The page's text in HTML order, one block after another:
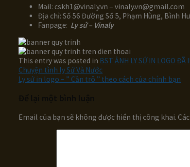
Mail: cskh1@vinaly.vn – vinaly.vn@gmail.com
Địa chỉ: Số 56 Đường Số 5, Phạm Hùng, Bình
Fanpage: Ly sứ – Vinaly
This entry was posted in BST ẢNH LY SỨ IN LOGO ĐÃ
Chuyện tình ly Sứ Và Nước
Ly sứ in logo – ” Cần trô ” theo cách của chính bạn
Email của bạn sẽ không được hiển thị công khai.